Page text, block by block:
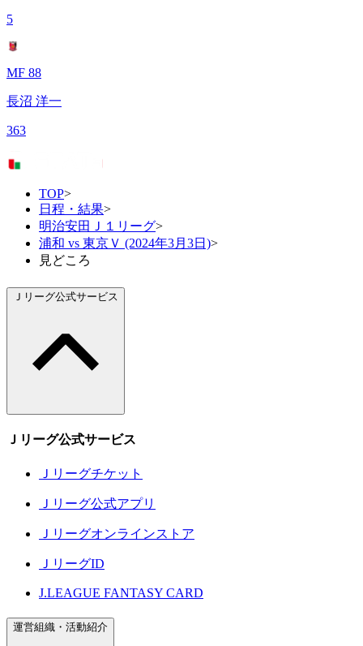
5
MF 88
長沼 洋一
363
TOP>
日程・結果>
明治安田Ｊ１リーグ>
浦和 vs 東京Ｖ (2024年3月3日)>
見どころ
Ｊリーグ公式サービス
Ｊリーグ公式サービス
Ｊリーグチケット
Ｊリーグ公式アプリ
Ｊリーグオンラインストア
ＪリーグID
J.LEAGUE FANTASY CARD
運営組織・活動紹介